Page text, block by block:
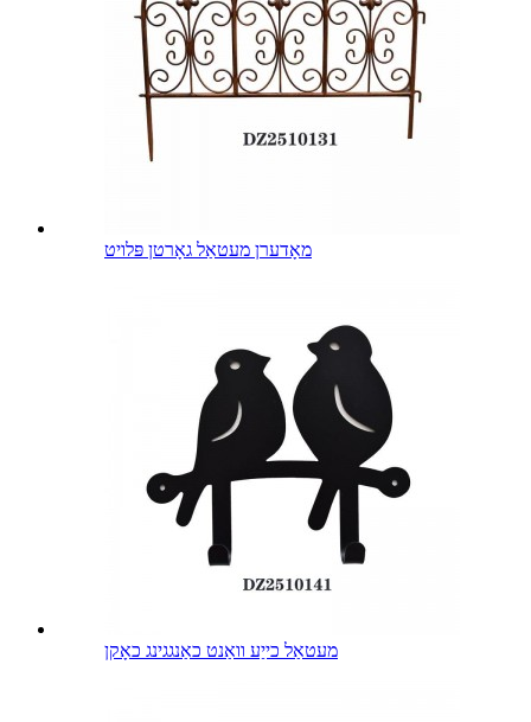
מאָדערן מעטאַל גאָרטן פּלויט
מעטאַל כייַע וואַנט כאַנגגינג כאָקן